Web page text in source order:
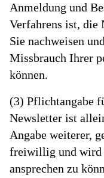
Anmeldung und
Verfahrens ist, die
Sie nachweisen
Missbrauch Ihrer
können.
(3) Pflichtangabe
Newsletter ist
Angabe weiterer,
freiwillig und wird
ansprechen zu